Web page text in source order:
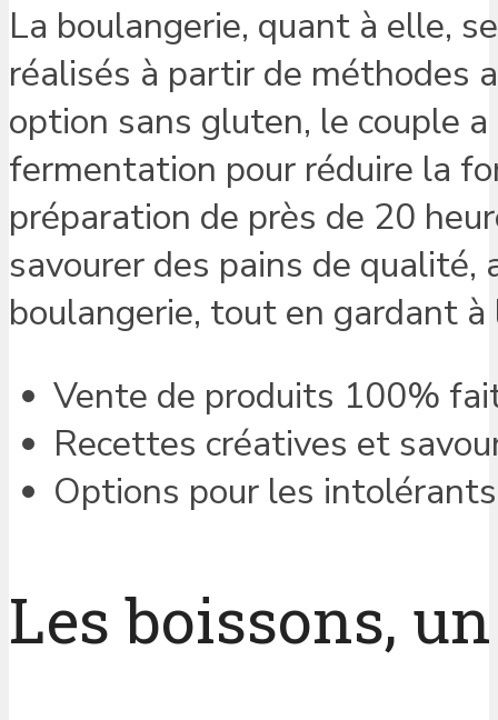
La boulangerie, quant à elle,
réalisés à partir de méthodes
option sans gluten, le couple
fermentation pour réduire la
préparation de près de 20
savourer des pains de
boulangerie, tout en gardant à
Vente de produits 100%
Recettes créatives et
Options pour les
Les boissons,